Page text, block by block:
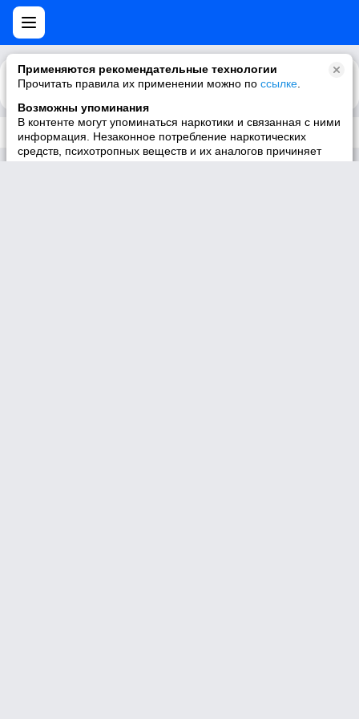
Применяются рекомендательные технологии
Прочитать правила их применении можно по ссылке
Возможны упоминания
В контенте могут упоминаться наркотики и связанная с ними
информация. Незаконное потребление наркотических
средств, психотропных веществ и их аналогов причиняет
Каталог Рекомендации
Трек не существует